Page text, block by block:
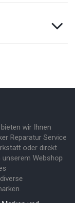
wir Ihnen
Reparatur Service
oder direkt
unserem Webshop